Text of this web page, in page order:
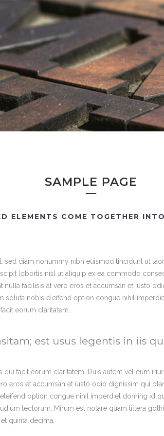
SAMPLE PAGE
ELEMENTS COME TOGETHER
sed diam nonummy nibh euismod tincidunt ut
lobortis nisl ut aliquip ex ea commodo
facilisis at vero eros et accumsan et iusto
soluta nobis eleifend option congue nihil
eorum claritatem.
est usus legentis in iis
qui facit eorum claritatem. Duis autem vel eum
eros et accumsan et iusto odio dignissim qui
option congue nihil imperdiet doming id
lectorum. Mirum est notare quam littera
quinta decima.